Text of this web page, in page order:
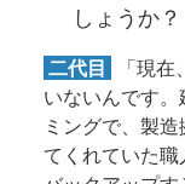
しょうか？
二代目
「現
いないんです
ミングで、製
てくれていた